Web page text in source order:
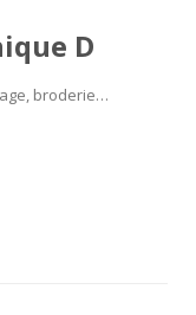
D
broderie…